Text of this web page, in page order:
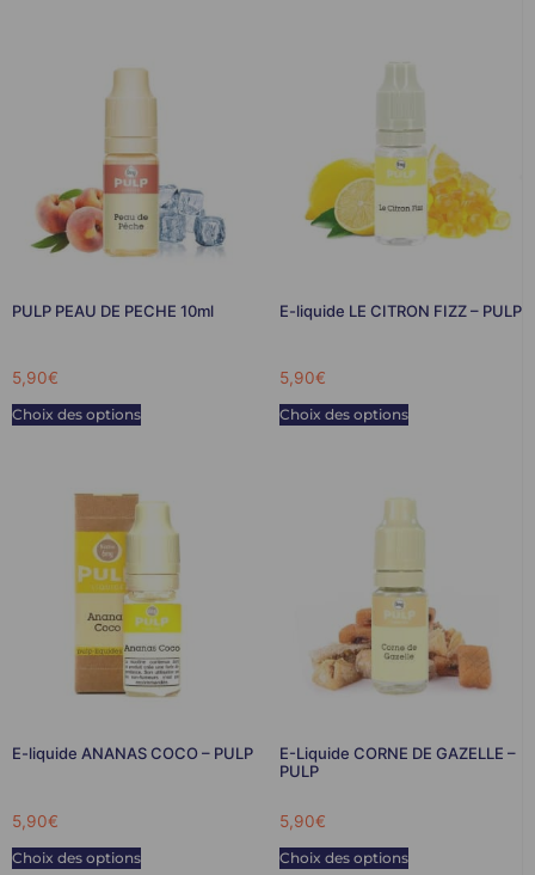
PULP PEAU DE PECHE 10ml
5,90€
Choix des options
E-liquide LE CITRON FIZZ – PULP
5,90€
Choix des options
E-liquide ANANAS COCO – PULP
5,90€
Choix des options
E-Liquide CORNE DE GAZELLE –
PULP
5,90€
Choix des options